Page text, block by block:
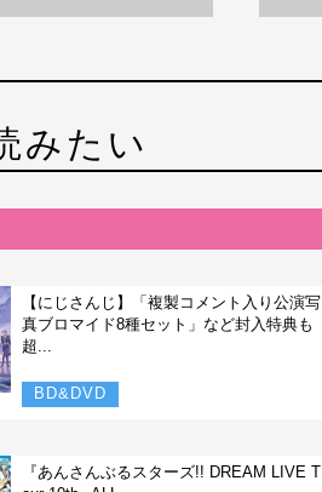
みたい
【にじさんじ】「複製コメント入り公演写
真ブロマイド8種セット」など封入特典も
超...
BD&DVD
『あんさんぶるスターズ!! DREAM LIVE T